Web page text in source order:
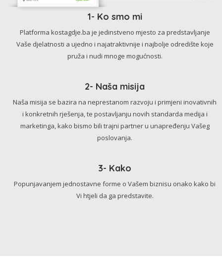
1- Ko smo mi
Platforma kostagdje.ba je jedinstveno mjesto za predstavljanje
Vaše djelatnosti a ujedno i najatraktivnije i najbolje odredište koje
pruža i nudi mnoge mogućnosti.
2- Naša misija
Naša misija se bazira na neprestanom razvoju i primjeni inovativnih
i konkretnih rješenja, te postavljanju novih standarda medija i
marketinga, kako bismo bili trajni partner u unapređenju Vašeg
poslovanja.
3- Kako
Popunjavanjem jednostavne forme o Vašem biznisu onako kako bi
Vi htjeli da ga predstavite.